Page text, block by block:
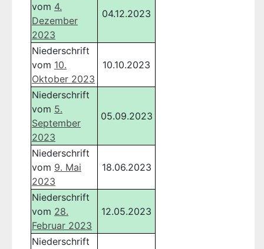
vom 4.
Dezember
2023
04.12.2023
Niederschrift
vom 10.
Oktober 2023
10.10.2023
Niederschrift
vom 5.
September
2023
05.09.2023
Niederschrift
vom 9. Mai
2023
18.06.2023
Niederschrift
vom 28.
Februar 2023
12.05.2023
Niederschrift